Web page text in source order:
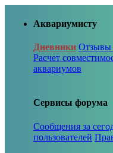
Аквариумисту
Дневники Отзывы
Расчет
аквариумов
Сервисы форума
Сообщения за
пользователей